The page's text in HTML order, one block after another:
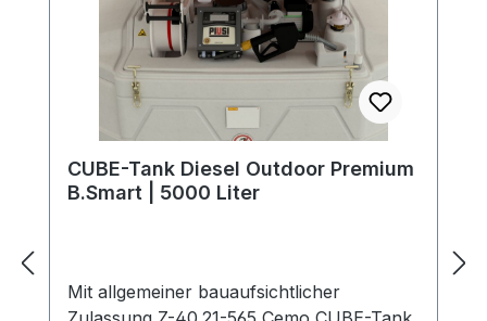
CUBE-Tank Diesel Outdoor Premium
B.Smart | 5000 Liter
Mit allgemeiner bauaufsichtlicher